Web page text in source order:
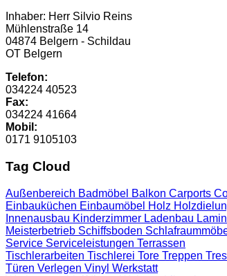
Inhaber: Herr Silvio Reins
Mühlenstraße 14
04874 Belgern - Schildau
OT Belgern
Telefon:
034224 40523
Fax:
034224 41664
Mobil:
0171 9105103
Tag Cloud
Außenbereich Badmöbel Balkon Carports
Einbauküchen Einbaumöbel Holz
Innenausbau Kinderzimmer Ladenbau
Meisterbetrieb Schiffsboden
Service Serviceleistungen Terrassen
Tischlerarbeiten Tischlerei Tore Treppen
Türen Verlegen Vinyl Werkstatt